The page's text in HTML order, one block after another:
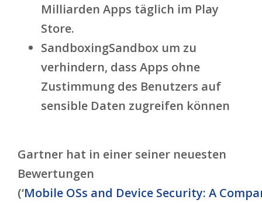
Milliarden Apps täglich im Play
Store.
SandboxingSandbox um zu
verhindern, dass Apps ohne
Zustimmung des Benutzers auf
sensible Daten zugreifen können
Gartner hat in einer seiner neuesten
Bewertungen
(‘Mobile OSs and Device Security: A